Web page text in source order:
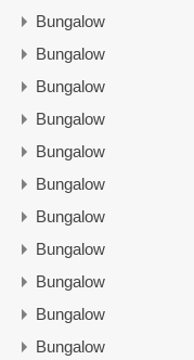
Bungalow
Bungalow
Bungalow
Bungalow
Bungalow
Bungalow
Bungalow
Bungalow
Bungalow
Bungalow
Bungalow